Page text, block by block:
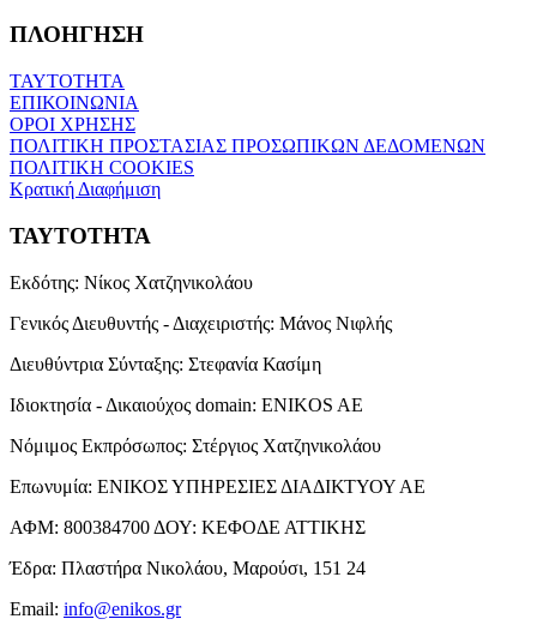
ΠΛΟΗΓΗΣΗ
ΤΑΥΤΟΤΗΤΑ
ΕΠΙΚΟΙΝΩΝΙΑ
ΟΡΟΙ ΧΡΗΣΗΣ
ΠΟΛΙΤΙΚΗ ΠΡΟΣΤΑΣΙΑΣ ΠΡΟΣΩΠΙΚΩΝ ΔΕΔΟΜΕΝΩΝ
ΠΟΛΙΤΙΚΗ COOKIES
Κρατική Διαφήμιση
ΤΑΥΤΟΤΗΤΑ
Εκδότης: Νίκος Χατζηνικολάου
Γενικός Διευθυντής - Διαχειριστής: Μάνος Νιφλής
Διευθύντρια Σύνταξης: Στεφανία Κασίμη
Ιδιοκτησία - Δικαιούχος domain: ENIKOS AE
Νόμιμος Εκπρόσωπος: Στέργιος Χατζηνικολάου
Επωνυμία: ΕΝΙΚΟΣ ΥΠΗΡΕΣΙΕΣ ΔΙΑΔΙΚΤΥΟΥ ΑΕ
ΑΦΜ: 800384700 ΔΟΥ: ΚΕΦΟΔΕ ΑΤΤΙΚΗΣ
Έδρα: Πλαστήρα Νικολάου, Μαρούσι, 151 24
Email: info@enikos.gr